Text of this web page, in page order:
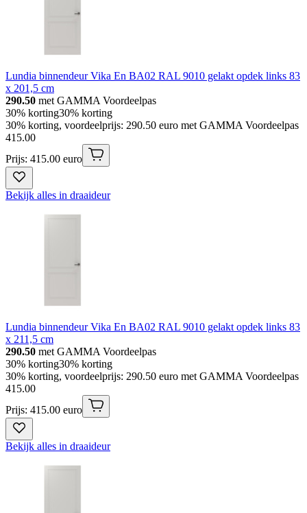
Lundia binnendeur Vika En BA02 RAL 9010 gelakt opdek links 83
x 201,5 cm
290.50 met GAMMA Voordeelpas
30% korting30% korting
30% korting, voordeelprijs: 290.50 euro met GAMMA Voordeelpas
415.00
Prijs: 415.00 euro
Bekijk alles in draaideur
Lundia binnendeur Vika En BA02 RAL 9010 gelakt opdek links 83
x 211,5 cm
290.50 met GAMMA Voordeelpas
30% korting30% korting
30% korting, voordeelprijs: 290.50 euro met GAMMA Voordeelpas
415.00
Prijs: 415.00 euro
Bekijk alles in draaideur